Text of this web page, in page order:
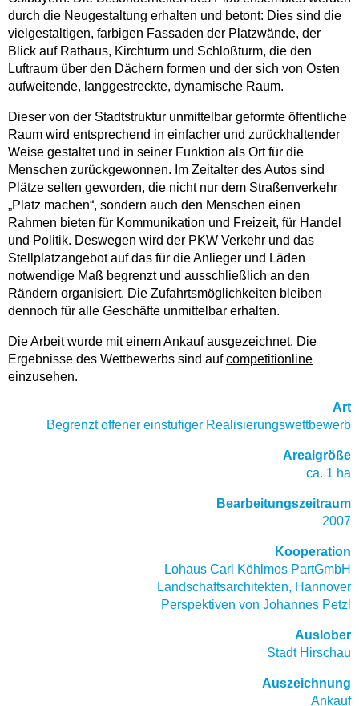
durch die Neugestaltung erhalten und betont: Dies sind die
vielgestaltigen, farbigen Fassaden der Platzwände, der
Blick auf Rathaus, Kirchturm und Schloßturm, die den
Luftraum über den Dächern formen und der sich von Osten
aufweitende, langgestreckte, dynamische Raum.
Dieser von der Stadtstruktur unmittelbar geformte öffentliche
Raum wird entsprechend in einfacher und zurückhaltender
Weise gestaltet und in seiner Funktion als Ort für die
Menschen zurückgewonnen. Im Zeitalter des Autos sind
Plätze selten geworden, die nicht nur dem Straßenverkehr
„Platz machen“, sondern auch den Menschen einen
Rahmen bieten für Kommunikation und Freizeit, für Handel
und Politik. Deswegen wird der PKW Verkehr und das
Stellplatzangebot auf das für die Anlieger und Läden
notwendige Maß begrenzt und ausschließlich an den
Rändern organisiert. Die Zufahrtsmöglichkeiten bleiben
dennoch für alle Geschäfte unmittelbar erhalten.
Die Arbeit wurde mit einem Ankauf ausgezeichnet. Die
Ergebnisse des Wettbewerbs sind aufcompetitionline
einzusehen.
Art
Begrenzt offener einstufiger Realisierungswettbewerb
Arealgröße
ca. 1 ha
Bearbeitungszeitraum
2007
Kooperation
Lohaus Carl Köhlmos PartGmbH
Landschaftsarchitekten, Hannover
Perspektiven von Johannes Petzl
Auslober
Stadt Hirschau
Auszeichnung
Ankauf